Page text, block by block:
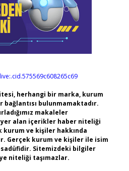
herhangi bir marka, kurum
bulunmamaktadır.
makaleler
yer alan içerikler haber niteliği
kurum ve kişiler hakkında
Gerçek kurum ve kişiler ile isim
Sitemizdeki bilgiler
niteliği taşımazlar.